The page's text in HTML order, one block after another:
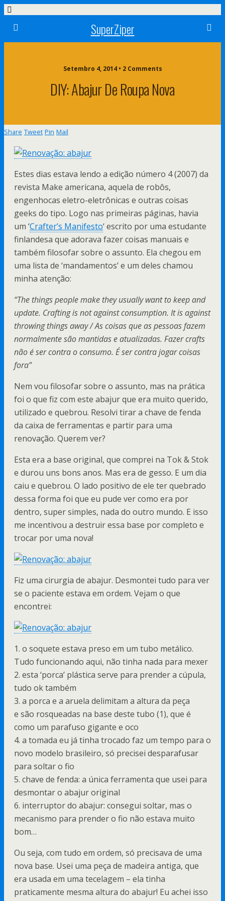
SuperZiper
Setembro 4, 2014 • 2 Comments
DIY: Abajur De Roupa Nova
Share Tweet Pin Mail
Estes dias estava lendo a edição número 4 (2007) da
revista Make americana, aquela de robôs,
engenhocas eletro-eletrônicas e outras coisas
geeks do tipo. Logo nas primeiras páginas, havia
um ‘Crafter’s Manifesto‘ escrito por uma estudante
finlandesa que adorava fazer coisas manuais e
também filosofar sobre o assunto. Ela chegou em
uma lista de ‘mandamentos’ e um deles chamou
minha atenção:
“The things people make they usually want to keep and
update. Crafting is not against consumption. It is against
throwing things away / As coisas que as pessoas fazem
normalmente são mantidas e atualizadas. Fazer crafts
não é ser contra o consumo. É ser contra jogar coisas
fora”
Nem vou filosofar sobre o assunto, mas na prática
foi o que fiz com este abajur que era muito querido,
utilizado e quebrou. Resolvi tirar a chave de fenda
da caixa de ferramentas e partir para uma
renovação. Querem ver?
Esta era a base original, que comprei na Tok & Stok
e durou uns bons anos. Mas era de gesso. E um dia
caiu e quebrou. O lado positivo de ele ter quebrado
dessa forma foi que eu pude ver como era por
dentro, super simples, nada do outro mundo. E isso
me incentivou a destruir essa base por completo e
trocar por uma nova!
Fiz uma cirurgia de abajur. Desmontei tudo para ver
se o paciente estava em ordem. Vejam o que
encontrei:
1. o soquete estava preso em um tubo metálico.
Tudo funcionando aqui, não tinha nada para mexer
2. esta ‘porca’ plástica serve para prender a cúpula,
tudo ok também
3. a porca e a aruela delimitam a altura da peça
e são rosqueadas na base deste tubo (1), que é
como um parafuso gigante e oco
4. a tomada eu já tinha trocado faz um tempo para o
novo modelo brasileiro, só precisei desparafusar
para soltar o fio
5. chave de fenda: a única ferramenta que usei para
desmontar o abajur original
6. interruptor do abajur: consegui soltar, mas o
mecanismo para prender o fio não estava muito
bom…
Ou seja, com tudo em ordem, só precisava de uma
nova base. Usei uma peça de madeira antiga, que
era usada em uma tecelagem – ela tinha
praticamente mesma altura do abajur! Eu achei isso